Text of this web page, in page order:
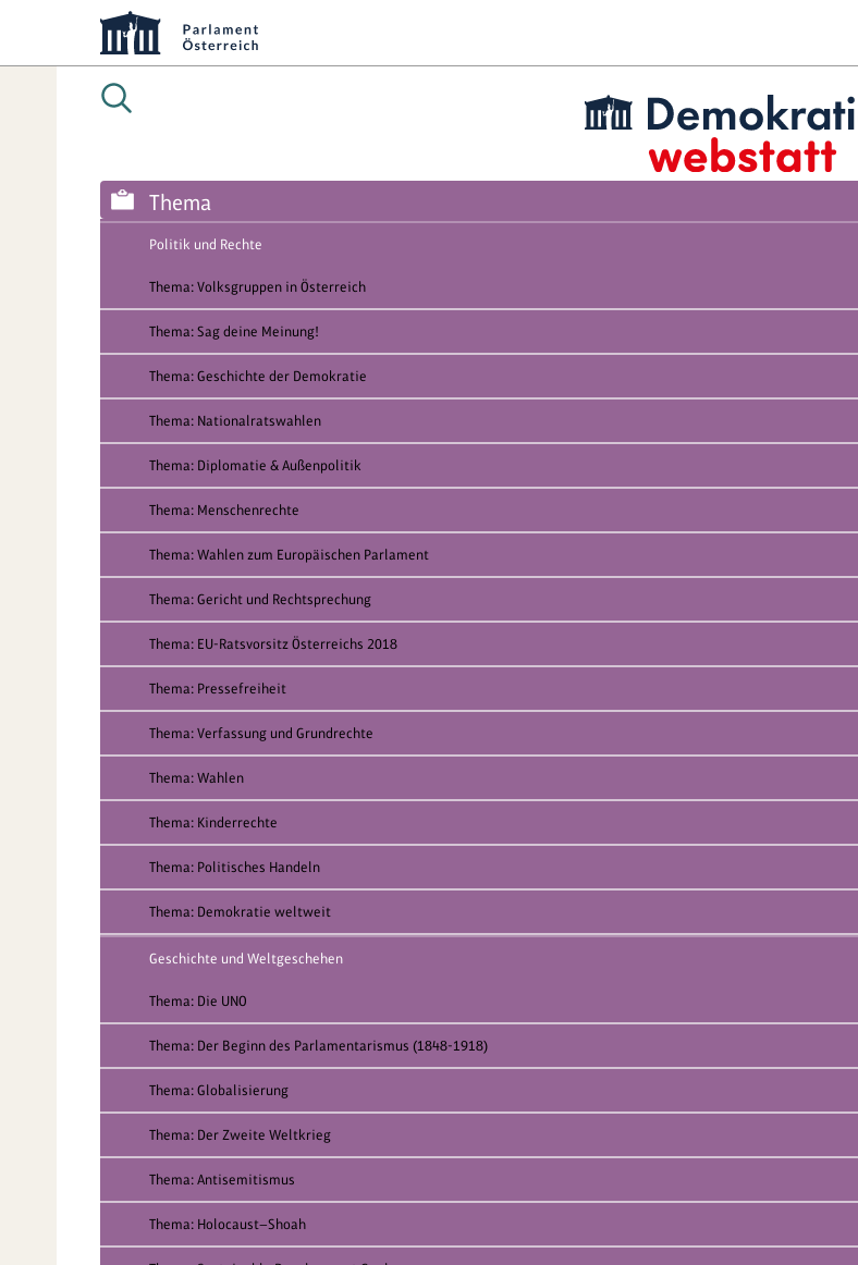
Thema
Politik und Rechte
Thema: Volksgruppen in Österreich
Thema: Sag deine Meinung!
Thema: Geschichte der Demokratie
Thema: Nationalratswahlen
Thema: Diplomatie & Außenpolitik
Thema: Menschenrechte
Thema: Wahlen zum Europäischen Parlament
Thema: Gericht und Rechtsprechung
Thema: EU-Ratsvorsitz Österreichs 2018
Thema: Pressefreiheit
Thema: Verfassung und Grundrechte
Thema: Wahlen
Thema: Kinderrechte
Thema: Politisches Handeln
Thema: Demokratie weltweit
Geschichte und Weltgeschehen
Thema: Die UNO
Thema: Der Beginn des Parlamentarismus (1848-1918)
Thema: Globalisierung
Thema: Der Zweite Weltkrieg
Thema: Antisemitismus
Thema: Holocaust—Shoah